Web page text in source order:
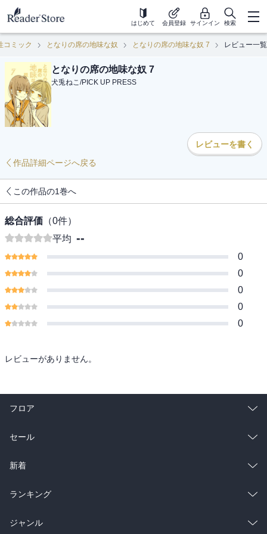
はじめて 会員登録 サインイン 検索
コミック となりの席の地味な奴 となりの席の地味な奴 7 レビュー一覧
となりの席の地味な奴 7
犬兎ねこ/PICK UP PRESS
レビューを書く
作品詳細ページへ戻る
この作品の1巻へ
総合評価 （0件）
平均 --
0
0
0
0
0
レビューがありません。
フロア
総合
ラノベ
雑誌・グラビア
BL・TL
セール
総合
ラノベ
雑誌・グラビア
新着
総合
ラノベ
ランキング
総合
ジャンル